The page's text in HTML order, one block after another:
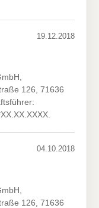
19.12.2018
126, 71636
04.10.2018
126, 71636